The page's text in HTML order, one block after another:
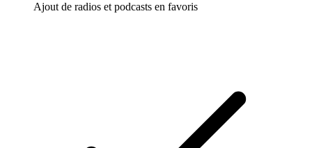
Ajout de radios et podcasts en favoris